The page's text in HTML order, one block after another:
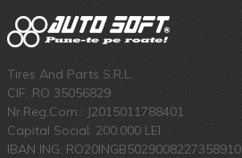
Tires And Parts S.R.L.
CIF: RO 35056829
Nr.Reg.Com.: J2015011788401
Capital Social: 200.000 LEI
IBAN ING: RO20INGB5029008227358910